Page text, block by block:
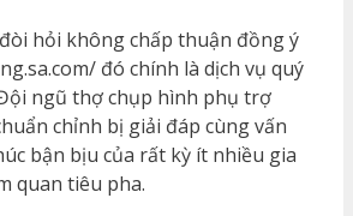
hỏi không chấp thuận đồng ý
đó chính là dịch vụ quý
ngũ thợ chụp hình phụ trợ
chỉnh bị giải đáp cùng vấn
bận bịu của rất kỳ ít nhiều gia
quan tiêu pha.